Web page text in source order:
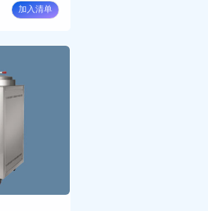
加入清单